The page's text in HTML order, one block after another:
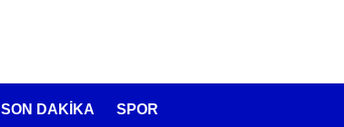
SON DAKİKA SPOR